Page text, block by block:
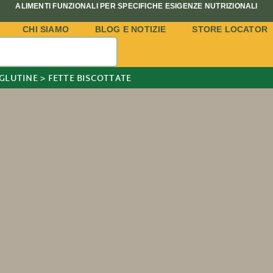
ALIMENTI FUNZIONALI PER SPECIFICHE ESIGENZE NUTRIZIONALI
CHI SIAMO BLOG E NOTIZIE
STORE LOCATOR
> FETTE BISCOTTATE